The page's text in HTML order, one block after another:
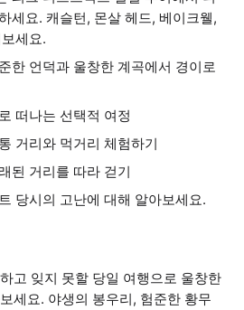
세요. 캐슬턴, 몬살 헤드, 베이크웰,
세요.
한 언덕과 울창한 계곡에서 경이로
떠나는 선택적 여정
거리와 먹거리 체험하기
된 거리를 따라 걷기
당시의 고난에 대해 알아보세요.
고 잊지 못할 당일 여행으로 울창한
세요. 야생의 봉우리, 험준한 황무